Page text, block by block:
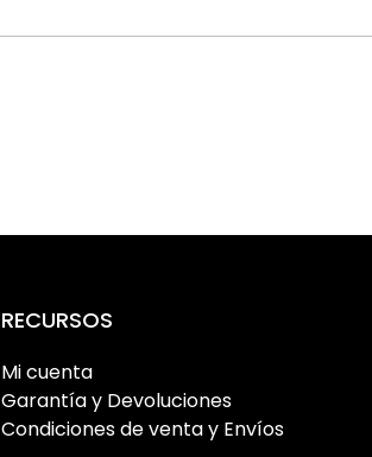
RECURSOS
Mi cuenta
Garantía y Devoluciones
Condiciones de venta y Envíos